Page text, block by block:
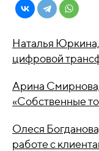
Наталья
цифровой
Арина
«Собственные
Олеся
работе с